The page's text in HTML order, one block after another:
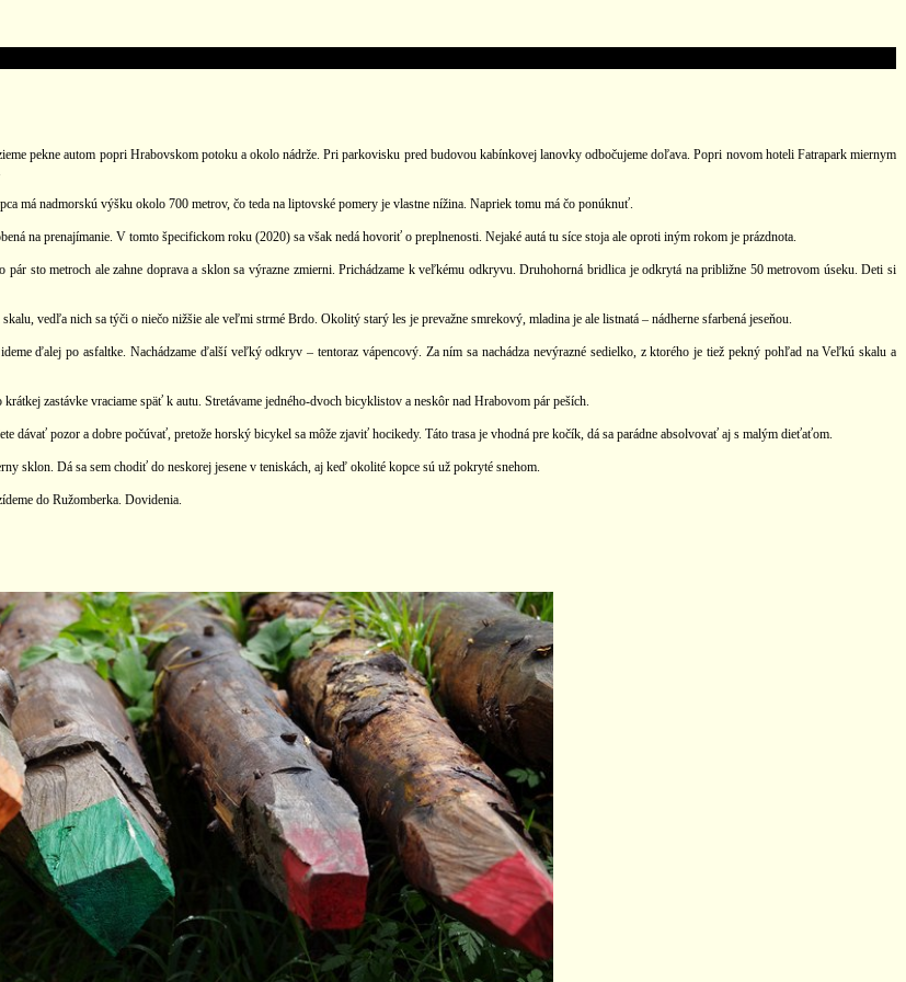
pekne autom popri Hrabovskom potoku a okolo nádrže. Pri parkovisku pred budovou kabínkovej lanovky odbočujeme doľava. Popri novom hoteli Fatrapark miernym
má nadmorskú výšku okolo 700 metrov, čo teda na liptovské pomery je vlastne nížina. Napriek tomu má čo ponúknuť.
na prenajímanie. V tomto špecifickom roku (2020) sa však nedá hovoriť o preplnenosti. Nejaké autá tu síce stoja ale oproti iným rokom je prázdnota.
sto metroch ale zahne doprava a sklon sa výrazne zmierni. Prichádzame k veľkému odkryvu. Druhohorná bridlica je odkrytá na približne 50 metrovom úseku. Deti si
vedľa nich sa týči o niečo nižšie ale veľmi strmé Brdo. Okolitý starý les je prevažne smrekový, mladina je ale listnatá – nádherne sfarbená jeseňou.
ďalej po asfaltke. Nachádzame ďalší veľký odkryv – tentoraz vápencový. Za ním sa nachádza nevýrazné sedielko, z ktorého je tiež pekný pohľad na Veľkú skalu a
zastávke vraciame späť k autu. Stretávame jedného-dvoch bicyklistov a neskôr nad Hrabovom pár peších.
dávať pozor a dobre počúvať, pretože horský bicykel sa môže zjaviť hocikedy. Táto trasa je vhodná pre kočík, dá sa parádne absolvovať aj s malým dieťaťom.
sklon. Dá sa sem chodiť do neskorej jesene v teniskách, aj keď okolité kopce sú už pokryté snehom.
do Ružomberka. Dovidenia.